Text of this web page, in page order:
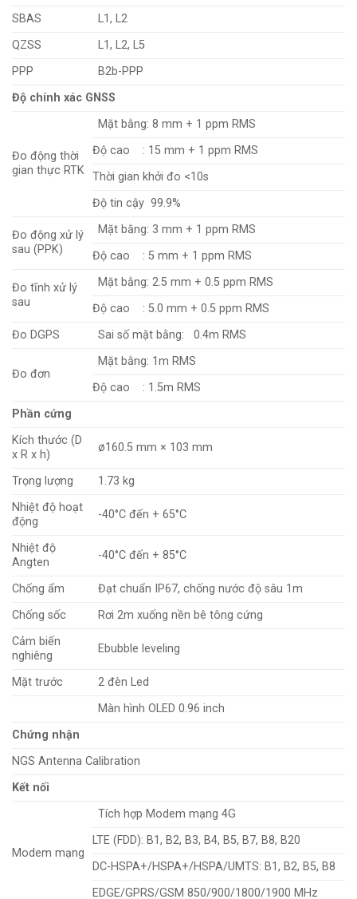
SBAS
L1, L2
QZSS
L1, L2, L5
PPP
B2b-PPP
Độ chính xác GNSS
Đo động thời
gian thực RTK
Mặt bằng: 8 mm + 1 ppm RMS
Độ cao : 15 mm + 1 ppm RMS
Thời gian khởi đo <10s
Độ tin cậy 99.9%
Đo động xử lý
sau (PPK)
Mặt bằng: 3 mm + 1 ppm RMS
Độ cao : 5 mm + 1 ppm RMS
Đo tĩnh xử lý
sau
Mặt bằng: 2.5 mm + 0.5 ppm RMS
Độ cao : 5.0 mm + 0.5 ppm RMS
Đo DGPS
Sai số mặt bằng: 0.4m RMS
Đo đơn
Mặt bằng: 1m RMS
Độ cao : 1.5m RMS
Phần cứng
Kích thước (D
x R x h)
ø160.5 mm × 103 mm
Trọng lượng
1.73 kg
Nhiệt độ hoạt
động
-40°C đến + 65°C
Nhiệt độ
Angten
-40°C đến + 85°C
Chống ẩm
Đạt chuẩn IP67, chống nước độ sâu 1m
Chống sốc
Rơi 2m xuống nền bê tông cứng
Cảm biến
nghiêng
Ebubble leveling
Mặt trước
2 đèn Led
Màn hình OLED 0.96 inch
Chứng nhận
NGS Antenna Calibration
Kết nối
Modem mạng
Tích hợp Modem mạng 4G
LTE (FDD): B1, B2, B3, B4, B5, B7, B8, B20
DC-HSPA+/HSPA+/HSPA/UMTS: B1, B2, B5, B8
EDGE/GPRS/GSM 850/900/1800/1900 MHz